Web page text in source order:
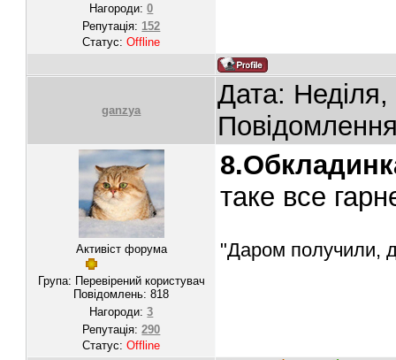
Нагороди:0
Репутація: 152
Статус:Offline
ganzya
Дата:
Активіст форума
Група: Перевірений користувач
Повідомлень:818
Нагороди:3
Репутація:290
Статус:Offline
таке все
"Даром получили,